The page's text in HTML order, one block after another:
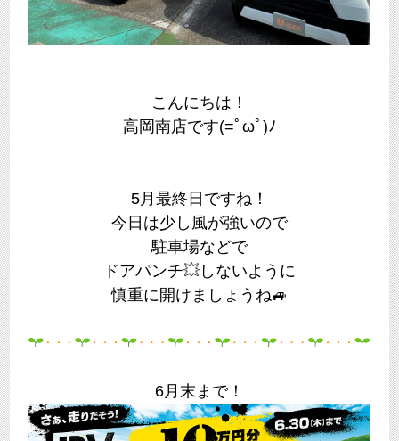
こんにちは！
高岡南店です(=ﾟωﾟ)ﾉ
5月最終日ですね！
今日は少し風が強いので
駐車場などで
ドアパンチ💥 しないように
慎重に開けましょうね🚙
6月末まで！